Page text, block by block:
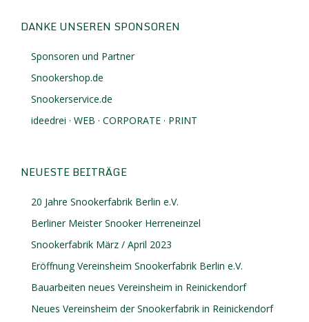
DANKE UNSEREN SPONSOREN
Sponsoren und Partner
Snookershop.de
Snookerservice.de
ideedrei · WEB · CORPORATE · PRINT
NEUESTE BEITRÄGE
20 Jahre Snookerfabrik Berlin e.V.
Berliner Meister Snooker Herreneinzel
Snookerfabrik März / April 2023
Eröffnung Vereinsheim Snookerfabrik Berlin e.V.
Bauarbeiten neues Vereinsheim in Reinickendorf
Neues Vereinsheim der Snookerfabrik in Reinickendorf